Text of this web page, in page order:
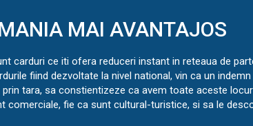
MAI AVANTAJOS
carduri ce iti ofera reduceri instant in reteaua de
fiind dezvoltate la nivel national, vin ca un
tara, sa constientizeze ca avem toate aceste
comerciale, fie ca sunt cultural-turistice, si sa le